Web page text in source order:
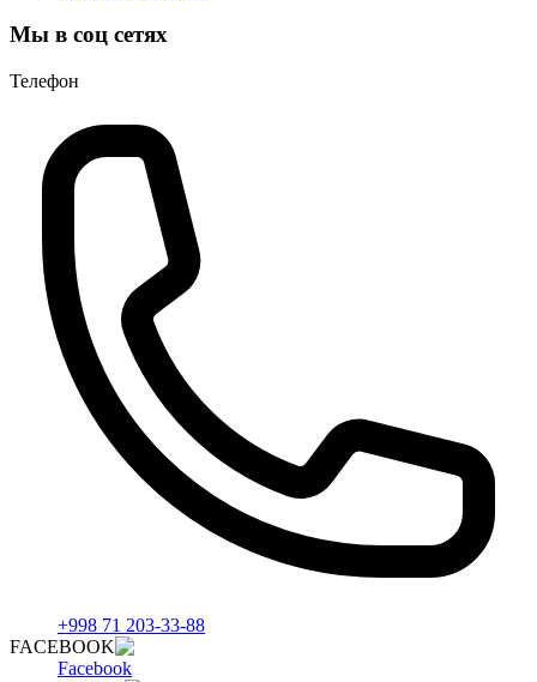
Мы в соц сетях
Телефон
+998 71 203-33-88
FACEBOOK
Facebook